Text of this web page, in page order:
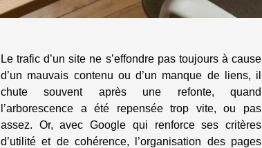
Le trafic d’un site ne s’effondre pas toujours à cause
d’un mauvais contenu ou d’un manque de liens, il
chute souvent après une refonte, quand
l’arborescence a été repensée trop vite, ou pas
assez. Or, avec Google qui renforce ses critères
d’utilité et de cohérence, l’organisation des pages